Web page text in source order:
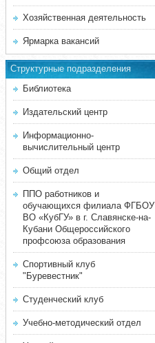
Хозяйственная деятельность
Ярмарка вакансий
Структурные подразделения
Библиотека
Издательский центр
Информационно-
вычислительный центр
Общий отдел
ППО работников и
обучающихся филиала ФГБОУ
ВО «КубГУ» в г. Славянске-на-
Кубани Общероссийского
профсоюза образования
Спортивный клуб
"Буревестник"
Студенческий клуб
Учебно-методический отдел